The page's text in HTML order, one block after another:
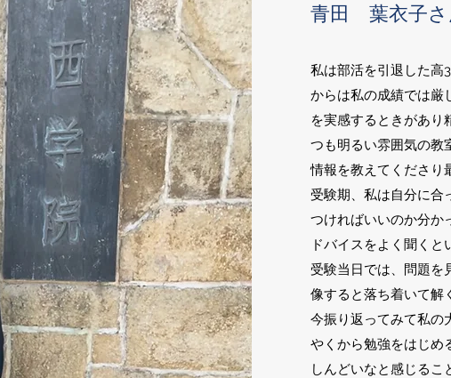
青田 葉衣子
私は部活を引退した高
からは私の成績では厳
を実感するときがあり
つも明るい雰囲気の教
情報を教えてくださり
受験期、私は自分に合
つければいいのか分か
ドバイスをよく聞く
受験当日では、問題を
像すると落ち着いて解
今振り返ってみて私の
やくから勉強をはじめ
しんどいなと感じる